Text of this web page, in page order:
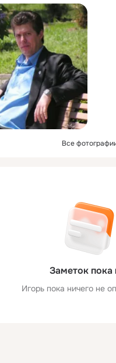
Все
Заметок пока
Игорь пока ничего не